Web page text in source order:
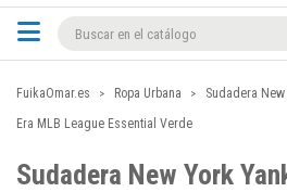
FuikaOmar.es Ropa Urbana
Sudadera
Era MLB League Essential Verde
Sudadera New York